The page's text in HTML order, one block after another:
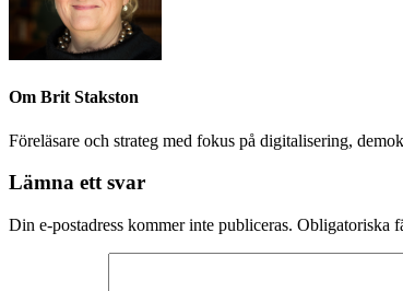
Om Brit Stakston
Föreläsare och strateg med fokus på digitalisering,
Lämna ett svar
Din e-postadress kommer inte publiceras. Obligatoriska